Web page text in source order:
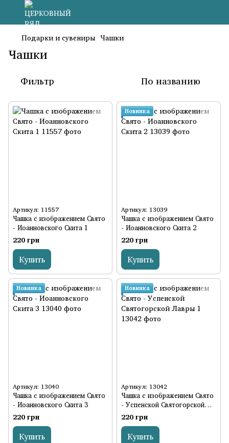
Подарки и сувениры Чашки
Чашки
Фильтр По названию
Артикул: 11557
Чашка с изображением Свято
- Иоанновского Скита 1
220 грн
Купить
Новинка
Артикул: 13039
Чашка с изображением Свято
- Иоанновского Скита 2
220 грн
Купить
Новинка
Артикул: 13040
Чашка с изображением Свято
- Иоанновского Скита 3
220 грн
Купить
Новинка
Артикул: 13042
Чашка с изображением Свято
- Успенской Святогорской
Лавры 1
220 грн
Купить